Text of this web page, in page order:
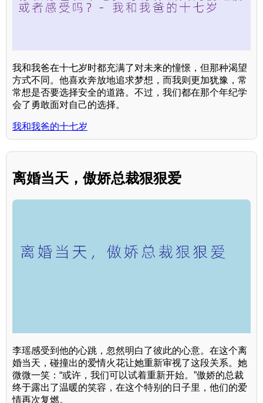
我和我爸在十七岁时都充满了对未来的憧憬，但那种渴望
方式不同。他喜欢奔放地追求梦想，而我则更加犹豫，常
常想是否要选择安全的道路。不过，我们都在那个年纪学
会了勇敢面对自己的选择。
我和我爸的十七岁
离婚当天，傲娇总裁狠狠爱
李瑶感受到他的心跳，忽然明白了彼此的心意。在这个离
婚当天，碰撞出的爱情火花让她重新审视了这段关系。她
微微一笑：“或许，我们可以试着重新开始。”傲娇的总裁
终于露出了温暖的笑容，在这个特别的日子里，他们的爱
情再次复燃。